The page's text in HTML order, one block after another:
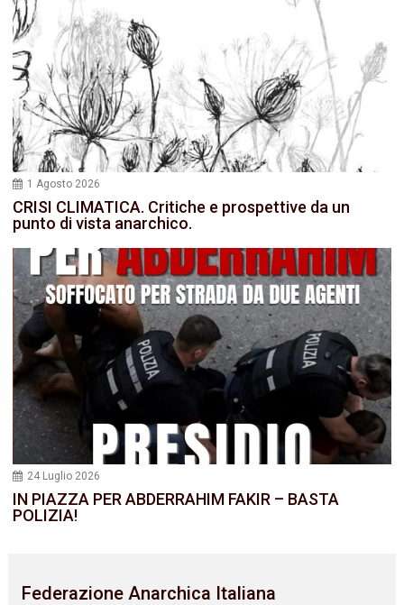
1 Agosto 2026
CRISI CLIMATICA. Critiche e prospettive da un
punto di vista anarchico.
24 Luglio 2026
IN PIAZZA PER ABDERRAHIM FAKIR – BASTA
POLIZIA!
Federazione Anarchica Italiana